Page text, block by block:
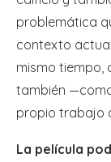
problemática
contexto
mismo tiempo,
también
propio trabajo
La película